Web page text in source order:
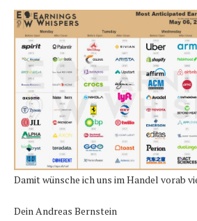
Damit wünsche ich uns im Handel vorab
Dein Andreas Bernstein